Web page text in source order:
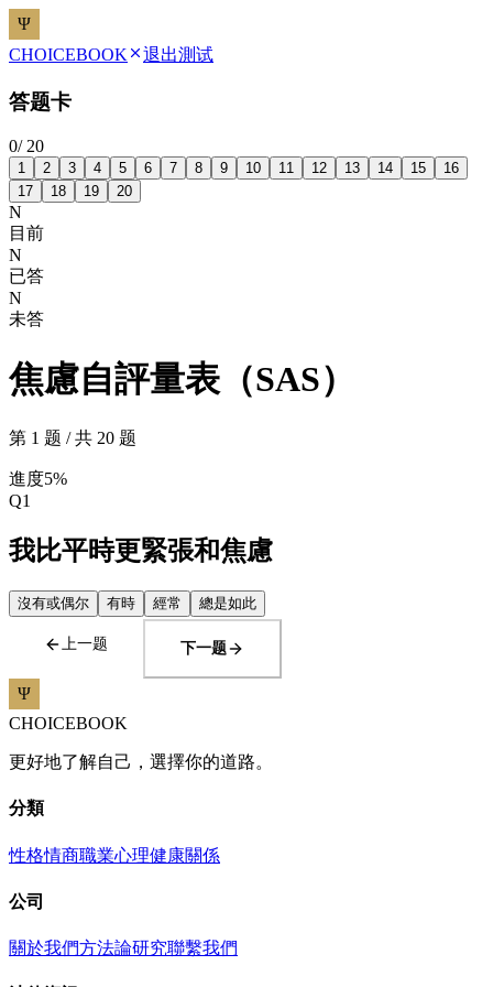
CHOICEBOOK 退出測试
答题卡
0/20
1 2 3 4 5 6 7 8 9 10 11 12 13 14 15
16
17
18 19 20
N
目前
N
已答
N
未答
焦慮自評量表（SAS）
第 1 题 / 共 20 题
進度5%
Q1
我比平時更緊張和焦慮
沒有或偶尔 有時 經常 總是如此
上一题 下一题
CHOICEBOOK
更好地了解自己，選擇你的道路。
分類
性格情商職業心理健康關係
公司
關於我們方法論研究聯繫我們